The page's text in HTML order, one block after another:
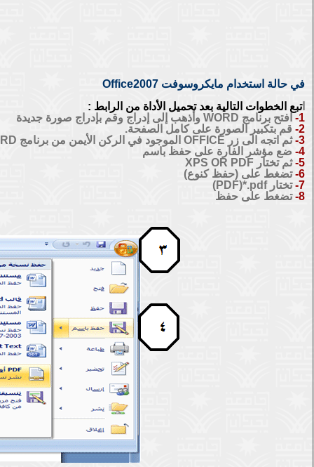
في حالة استخدام مايكروسوفت Office2007
اتبع الخطوات التالية بعد تحميل الأداة من الرابط :
1-
افتح برنامج WORD وأذهب إلى إدراج وقم بإدراج صورة جديدة
2- قم بتكبير الصورة على كامل الصفحة.
3- ثم اتجه الى زر OFFICE الموجود في الركن الأيمن من برنامج WORD
4- ضع مؤشر الفارة على حفظ باسم
5- ثم تختار XPS OR PDF
6- تضغط على (حفظ كنوع)
7- تختار PDF)*.pdf)
8- تضغط على حفظ